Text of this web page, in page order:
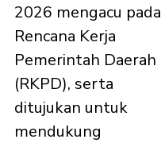
2026 mengacu pada
Rencana Kerja
Pemerintah Daerah
(RKPD), serta
ditujukan untuk
mendukung